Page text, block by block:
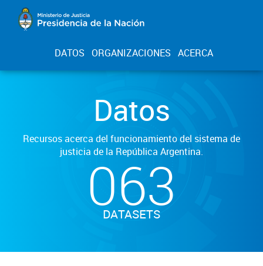
DATOS ORGANIZACIONES ACERCA
Datos
Recursos acerca del funcionamiento del sistema de
justicia de la República Argentina.
063
DATASETS